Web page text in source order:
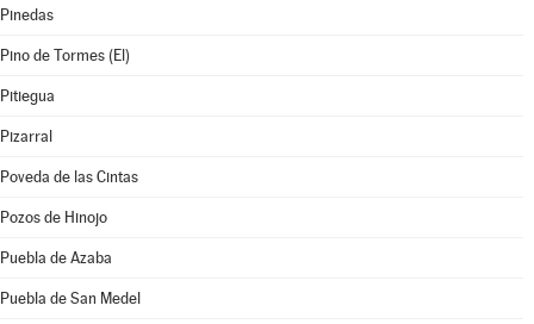
Pinedas
Pino de Tormes (El)
Pitiegua
Pizarral
Poveda de las Cintas
Pozos de Hinojo
Puebla de Azaba
Puebla de San Medel